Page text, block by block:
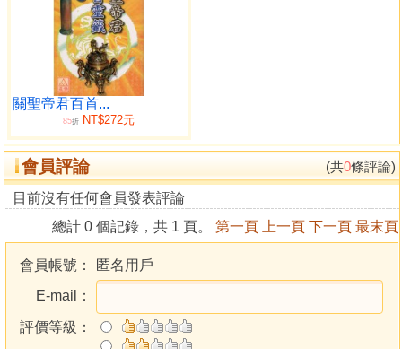
一籤‧‧甲甲
二籤‧‧甲乙
三籤‧‧甲丙
四籤‧‧甲丁
五籤‧‧甲戊
六籤‧‧甲己
七籤‧‧甲庚
八籤‧‧甲辛
九籤‧‧甲壬
十一籤‧乙甲
十二籤‧乙乙
十三籤‧乙丙
關聖帝君百首...
85折 NT$272元
會員評論 (共0條評論)
目前沒有任何會員發表評論
總計 0 個記錄，共 1 頁。 第一頁 上一頁 下一頁 最末頁
會員帳號：
匿名用戶
E-mail：
評價等級：